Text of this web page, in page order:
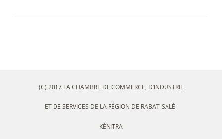
(C) 2017 LA CHAMBRE DE COMMERCE, D’INDUSTRIE
ET DE SERVICES DE LA RÉGION DE RABAT-SALÉ-
KÉNITRA